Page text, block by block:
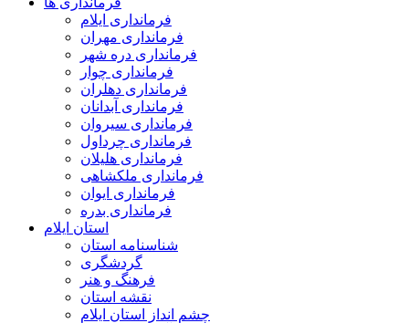
فرمانداری ایلام
فرمانداری مهران
فرمانداری دره شهر
فرمانداری چوار
فرمانداری دهلران
فرمانداری آبدانان
فرمانداری سیروان
فرمانداری چرداول
فرمانداری هلیلان
فرمانداری ملکشاهی
فرمانداری ایوان
فرمانداری بدره
استان ایلام
شناسنامه استان
گردشگری
فرهنگ و هنر
نقشه استان
چشم انداز استان ایلام